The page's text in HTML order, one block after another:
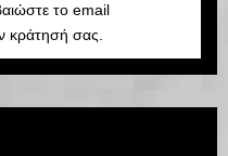
το email
κράτησή σας.